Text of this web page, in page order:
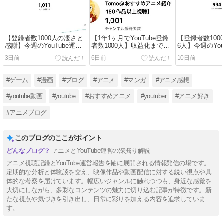
【登録者数1000人の凄さと
感謝】今週のYouTube運営
報告(8月1日〜8月7日）
3日前
【1年1ヶ月でYouTube登録
者数1000人】収益化までの
軌跡と継続できた理由3選
6日前
【登録者数
6人】今週の
報告(7月25日
10日前
#ゲーム #漫画 #ブログ #アニメ #マンガ #アニメ感想
#youtube動画 #youtube #おすすめアニメ #youtuber #アニメ好き
#アニメブログ
このブログのここがポイント
アニメとYouTube運営の深掘り解説
アニメ視聴記録とYouTube運営報告を軸に展開される情報発信の場です。
定期的な分析と体験談を交え、映像作品や動画配信に対する鋭い視点や具
体的な考察を届けています。幅広いジャンルに触れつつも、身近な感覚を
大切にしながら、多彩なコンテンツの魅力に切り込む記事が特徴です。新
たな視点や気づきを引き出し、日常に彩りを加える内容を追求していま
す。